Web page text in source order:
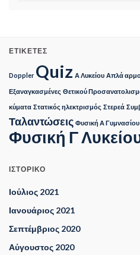
ΕΤΙΚΈΤΕΣ
Doppler Quiz Α Λυκείου Απλά
Εξαναγκασμένες Θετικού
κύματα Στατικός ηλεκτρισμός Στερεά
Ταλαντώσεις Φυσική Α Γυμνασίου
Φυσική Γ
ΙΣΤΟΡΙΚΌ
Ιούλιος 2021
Ιανουάριος 2021
Σεπτέμβριος 2020
Αύγουστος 2020